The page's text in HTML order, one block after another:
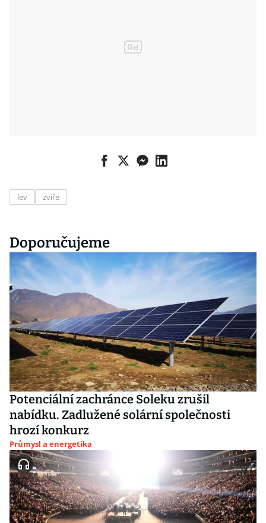
lev zvíře
Doporučujeme
Potenciální zachránce Soleku zrušil
nabídku. Zadlužené solární společnosti
hrozí konkurz
Průmysl a energetika